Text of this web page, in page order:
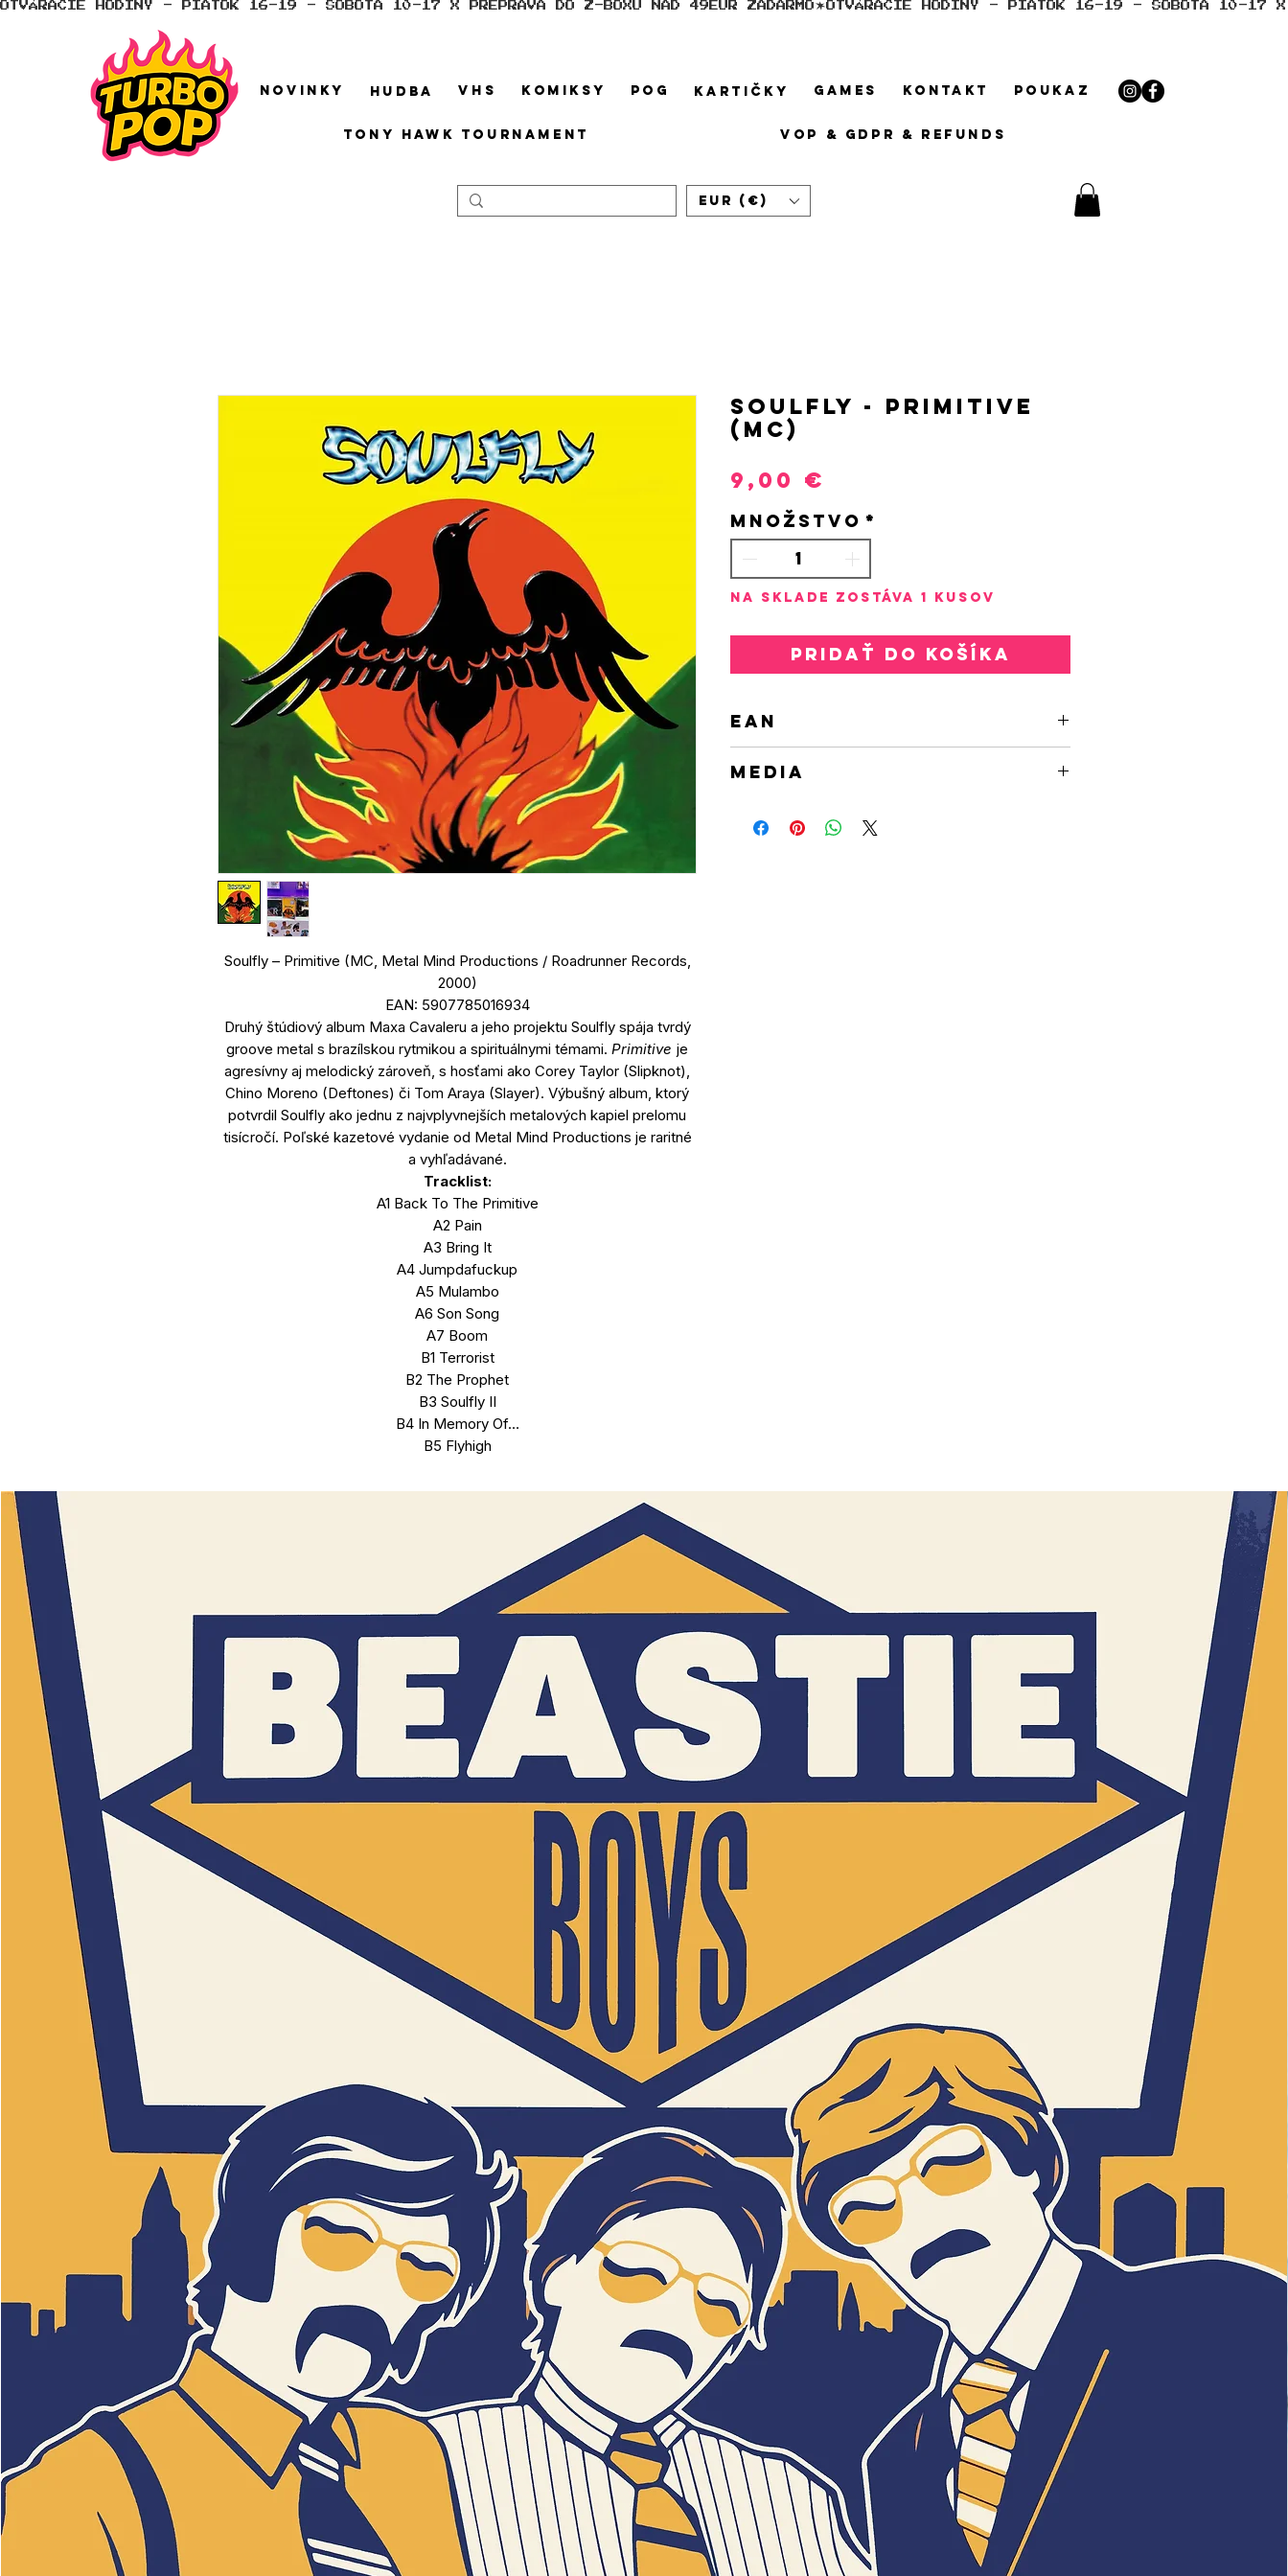
OTVÁRACIE HODINY - PIATOK 16-19 - SOBOTA 10-17 X PREPRAVA DO Z-BOXU NAD 49EUR ZADARMO
NOVINKY HUDBA VHS KOMIKSY POG KARTIČKY GAMES KONTAKT POUKAZ
TONY HAWK TOURNAMENT VOP & GDPR & REFUNDS
EUR (€)
Soulfly – Primitive (MC, Metal Mind Productions / Roadrunner Records,
2000)
EAN: 5907785016934
Druhý štúdiový album Maxa Cavaleru a jeho projektu Soulfly spája tvrdý
groove metal s brazílskou rytmikou a spirituálnymi témami. Primitive je
agresívny aj melodický zároveň, s hosťami ako Corey Taylor (Slipknot),
Chino Moreno (Deftones) či Tom Araya (Slayer). Výbušný album, ktorý
potvrdil Soulfly ako jednu z najvplyvnejších metalových kapiel prelomu
tisícročí. Poľské kazetové vydanie od Metal Mind Productions je raritné
a vyhľadávané.
Tracklist:
A1 Back To The Primitive
A2 Pain
A3 Bring It
A4 Jumpdafuckup
A5 Mulambo
A6 Son Song
A7 Boom
B1 Terrorist
B2 The Prophet
B3 Soulfly II
B4 In Memory Of…
B5 Flyhigh
Soulfly - Primitive
(MC)
9,00 €
Množstvo *
Na sklade zostáva 1 kusov
Pridať do košíka
EAN
MEDIA